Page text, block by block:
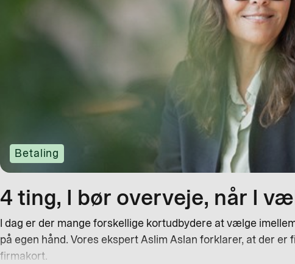
Betaling
4 ting, I bør overveje, når I
I dag er der mange forskellige kortudbydere at vælge
på egen hånd. Vores ekspert Aslim Aslan forklarer, at der
firmakort.